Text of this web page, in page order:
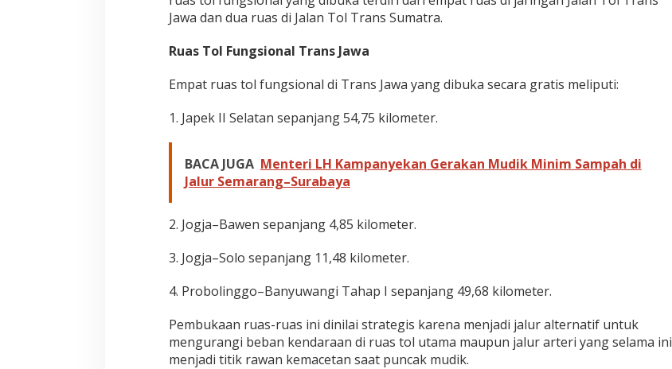
r
a
Jawa dan dua ruas di Jalan Tol Trans Sumatra.
Ruas Tol Fungsional Trans Jawa
Empat ruas tol fungsional di Trans Jawa yang dibuka secara gratis meliputi:
1. Japek II Selatan sepanjang 54,75 kilometer.
BACA JUGA Menteri LH Kampanyekan Gerakan Mudik Minim Sampah di
Jalur Semarang–Surabaya
2. Jogja–Bawen sepanjang 4,85 kilometer.
3. Jogja–Solo sepanjang 11,48 kilometer.
4. Probolinggo–Banyuwangi Tahap I sepanjang 49,68 kilometer.
Pembukaan ruas-ruas ini dinilai strategis karena menjadi jalur alternatif untuk
mengurangi beban kendaraan di ruas tol utama maupun jalur arteri yang selama ini
menjadi titik rawan kemacetan saat puncak mudik.